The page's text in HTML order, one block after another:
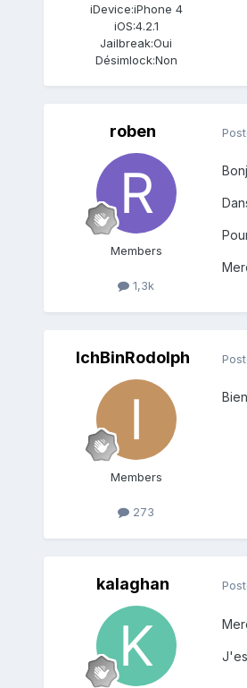
iDevice:iPhone 4
iOS:4.2.1
Jailbreak:Oui
Désimlock:Non
roben
Members
1,3k
IchBinRodolph
Members
273
kalaghan